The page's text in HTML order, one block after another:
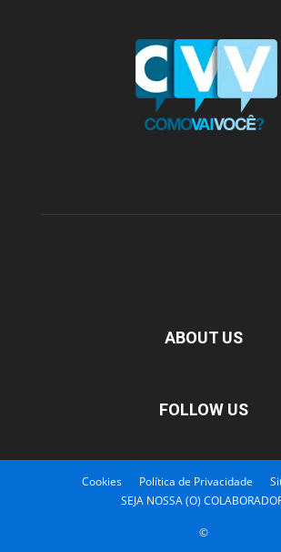
ABOUT US
FOLLOW US
Cookies Política de Privacidade
SEJA NOSSA (O)
©